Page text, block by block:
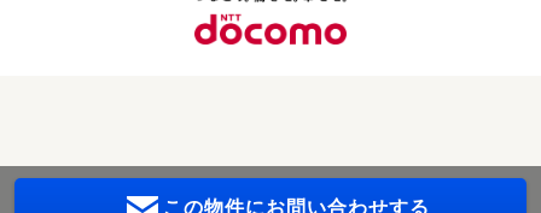
この物件にお問い合わせする